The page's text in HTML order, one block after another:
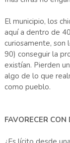
El municipio, los
aquí a dentro de
curiosamente, son
90) conseguir la
existían. Pierden
algo de lo que
como pueblo.
FAVORECER